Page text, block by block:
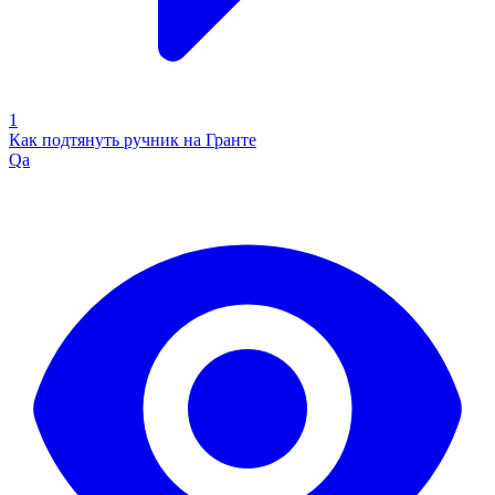
1
Как подтянуть ручник на Гранте
Qa